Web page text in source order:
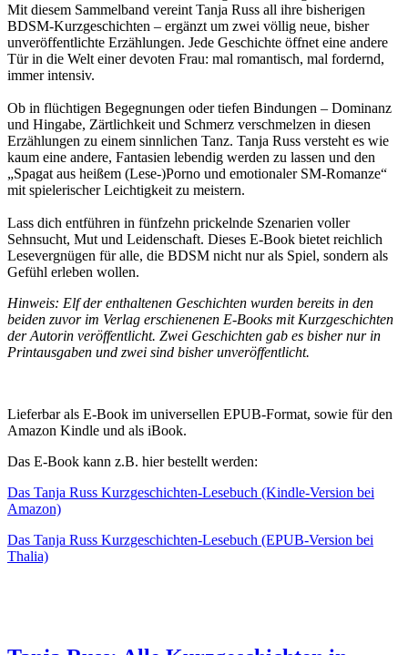
Mit diesem Sammelband vereint Tanja Russ all ihre bisherigen
BDSM-Kurzgeschichten – ergänzt um zwei völlig neue, bisher
unveröffentlichte Erzählungen. Jede Geschichte öffnet eine andere
Tür in die Welt einer devoten Frau: mal romantisch, mal fordernd,
immer intensiv.
Ob in flüchtigen Begegnungen oder tiefen Bindungen – Dominanz
und Hingabe, Zärtlichkeit und Schmerz verschmelzen in diesen
Erzählungen zu einem sinnlichen Tanz. Tanja Russ versteht es wie
kaum eine andere, Fantasien lebendig werden zu lassen und den
„Spagat aus heißem (Lese-)Porno und emotionaler SM-Romanze“
mit spielerischer Leichtigkeit zu meistern.
Lass dich entführen in fünfzehn prickelnde Szenarien voller
Sehnsucht, Mut und Leidenschaft. Dieses E-Book bietet reichlich
Lesevergnügen für alle, die BDSM nicht nur als Spiel, sondern als
Gefühl erleben wollen.
Hinweis: Elf der enthaltenen Geschichten wurden bereits in den
beiden zuvor im Verlag erschienenen E-Books mit Kurzgeschichten
der Autorin veröffentlicht. Zwei Geschichten gab es bisher nur in
Printausgaben und zwei sind bisher unveröffentlicht.
Lieferbar als E-Book im universellen EPUB-Format, sowie für den
Amazon Kindle und als iBook.
Das E-Book kann z.B. hier bestellt werden:
Das Tanja Russ Kurzgeschichten-Lesebuch (Kindle-Version bei
Amazon)
Das Tanja Russ Kurzgeschichten-Lesebuch (EPUB-Version bei
Thalia)